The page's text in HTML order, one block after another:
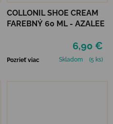
COLLONIL SHOE CREAM
FAREBNÝ 60 ML - AZALEE
6,90 €
Pozrieť viac Skladom (5 ks)